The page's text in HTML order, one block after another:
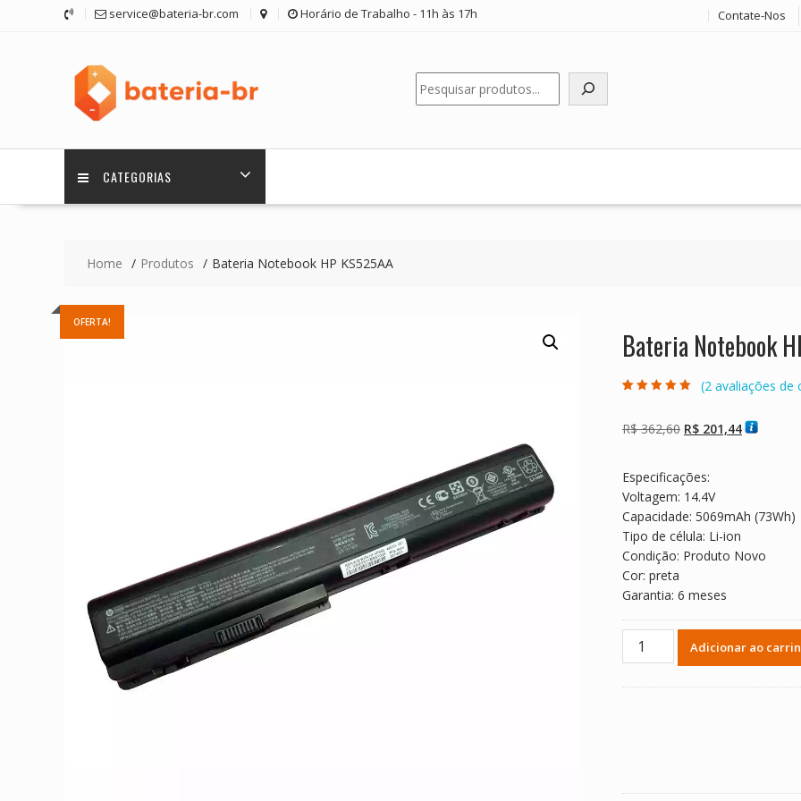
service@bateria-br.com Horário de Trabalho - 11h às 17h Contate-Nos
Pesquisar
CATEGORIAS
Home Produtos Bateria Notebook HP KS525AA
OFERTA!
Bateria Notebook
baseado em
avaliações de
(2 avaliações de
R$362,60 O
era:
R$ 362,60.
R$ 201,44O
Especificações:
Voltagem: 14.4V
Capacidade: 5069mAh (73Wh)
Tipo de célula: Li-ion
Condição: Produto Novo
Cor: preta
Garantia: 6 meses
Bateria
Notebook
Adicionar ao